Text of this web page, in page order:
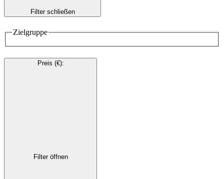
Filter schließen
Zielgruppe
Preis (€):
Filter öffnen